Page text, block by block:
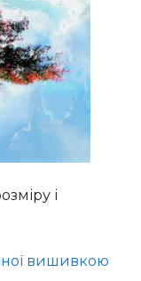
і
вишивкою